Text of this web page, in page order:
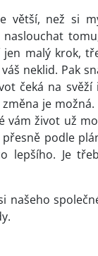
větší, než si
jen malý krok,
neklid. Pak
čeká na
je
vám život už
podle
lepšího. Je
našeho